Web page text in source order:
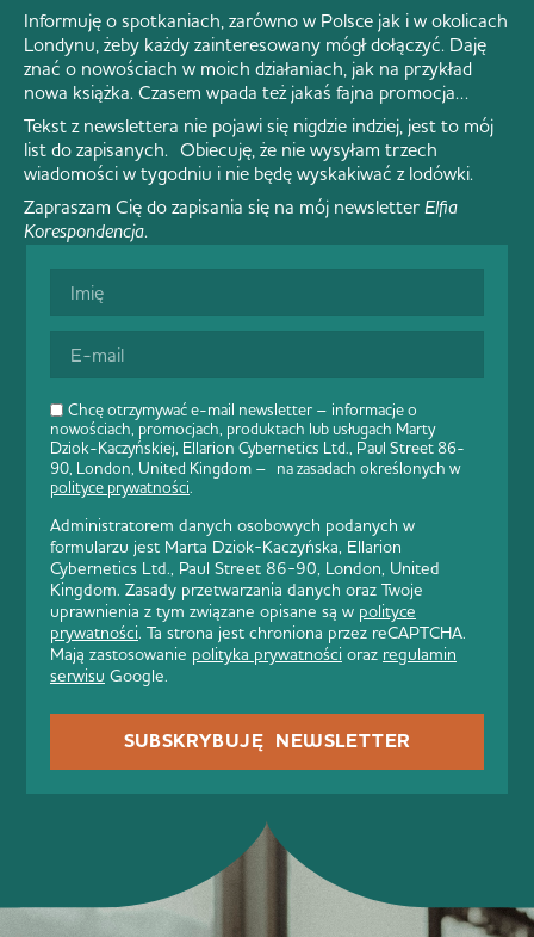
Chcę otrzymywać e-mail newsletter – informacje o
nowościach, promocjach, produktach lub usługach Marty
Dziok-Kaczyńskiej, Ellarion Cybernetics Ltd., Paul Street 86-
90, London, United Kingdom – na zasadach określonych w
polityce prywatności.
Administratorem danych osobowych podanych w
formularzu jest Marta Dziok-Kaczyńska, Ellarion
Cybernetics Ltd., Paul Street 86-90, London, United
Kingdom. Zasady przetwarzania danych oraz Twoje
uprawnienia z tym związane opisane są w polityce
prywatności. Ta strona jest chroniona przez reCAPTCHA.
Mają zastosowanie polityka prywatności oraz regulamin
serwisu Google.
SUBSKRYBUJĘ NEWSLETTER
Informuję o spotkaniach, zarówno w Polsce jak i w okolicach
Londynu, żeby każdy zainteresowany mógł dołączyć. Daję
znać o nowościach w moich działaniach, jak na przykład
nowa książka. Czasem wpada też jakaś fajna promocja…
Tekst z newslettera nie pojawi się nigdzie indziej, jest to mój
list do zapisanych. Obiecuję, że nie wysyłam trzech
wiadomości w tygodniu i nie będę wyskakiwać z lodówki.
Zapraszam Cię do zapisania się na mój newsletter Elfia
Korespondencja.